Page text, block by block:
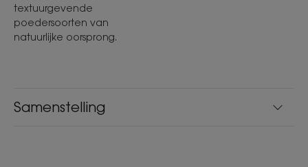
Samenstelling
textuurgevende
poedersoorten van
natuurlijke oorsprong.